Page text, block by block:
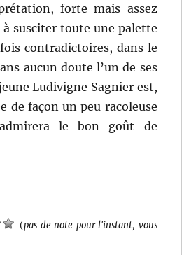
forte mais assez
susciter toute une palette
contradictoires, dans le
aucun doute l’un de ses
Ludivigne Sagnier est,
de façon un peu racoleuse
le bon goût de
(pas de note pour l'instant, vous